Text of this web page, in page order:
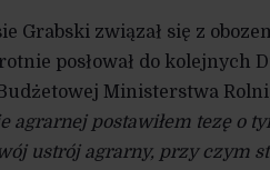
Grabski związał się z
posłował do kolejnych
Ministerstwa
agrarnej postawiłem tezę o
ustrój agrarny, przy czym